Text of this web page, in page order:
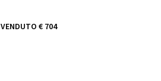
VENDUTO € 704